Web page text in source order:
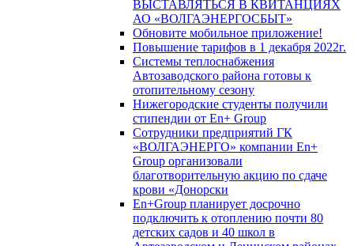
ВЫСТАВЛЯТЬСЯ В КВИТАНЦИЯХ
АО «ВОЛГАЭНЕРГОСБЫТ»
Обновите мобильное приложение!
Повышение тарифов в 1 декабря 2022г.
Системы теплоснабжения
Автозаводского района готовы к
отопительному сезону
Нижегородские студенты получили
стипендии от En+ Group
Сотрудники предприятий ГК
«ВОЛГАЭНЕРГО» компании En+
Group организовали
благотворительную акцию по сдаче
крови «Донорски
En+Group планирует досрочно
подключить к отоплению почти 80
детских садов и 40 школ в